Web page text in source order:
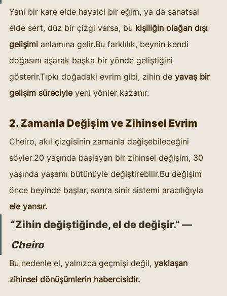
Yani bir kare elde hayalci bir eğim, ya da sanatsal
elde sert, düz bir çizgi varsa, bu kişiliğin olağan dışı
gelişimi anlamına gelir.Bu farklılık, beynin kendi
doğasını aşarak başka bir yönde geliştiğini
gösterir.Tıpkı doğadaki evrim gibi, zihin de yavaş bir
gelişim süreciyle yeni yönler kazanır.
2. Zamanla Değişim ve Zihinsel Evrim
Cheiro, akıl çizgisinin zamanla değişebileceğini
söyler.20 yaşında başlayan bir zihinsel değişim, 30
yaşında yaşamı bütünüyle değiştirebilir.Bu değişim
önce beyinde başlar, sonra sinir sistemi aracılığıyla
ele yansır.
“Zihin değiştiğinde, el de değişir.” —
Cheiro
Bu nedenle el, yalnızca geçmişi değil, yaklaşan
zihinsel dönüşümlerin habercisidir.